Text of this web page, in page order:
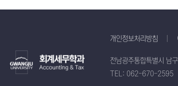
개인정보처리방침
전남광주통합특별시 남
TEL: 062-670-2595